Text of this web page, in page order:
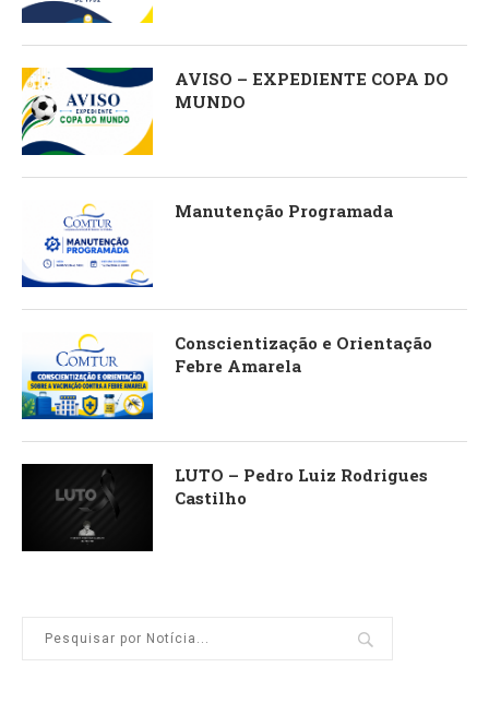
AVISO – EXPEDIENTE COPA DO
MUNDO
Manutenção Programada
Conscientização e Orientação
Febre Amarela
LUTO – Pedro Luiz Rodrigues
Castilho